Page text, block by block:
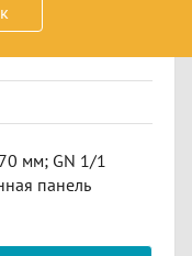
мм; GN 1/1
панель